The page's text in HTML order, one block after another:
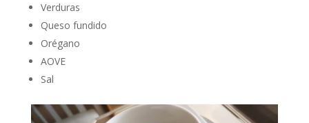
Verduras
Queso fundido
Orégano
AOVE
Sal